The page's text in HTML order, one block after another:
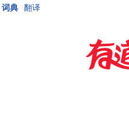
词典 翻译